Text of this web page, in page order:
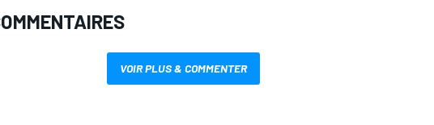
VOIR PLUS & COMMENTER